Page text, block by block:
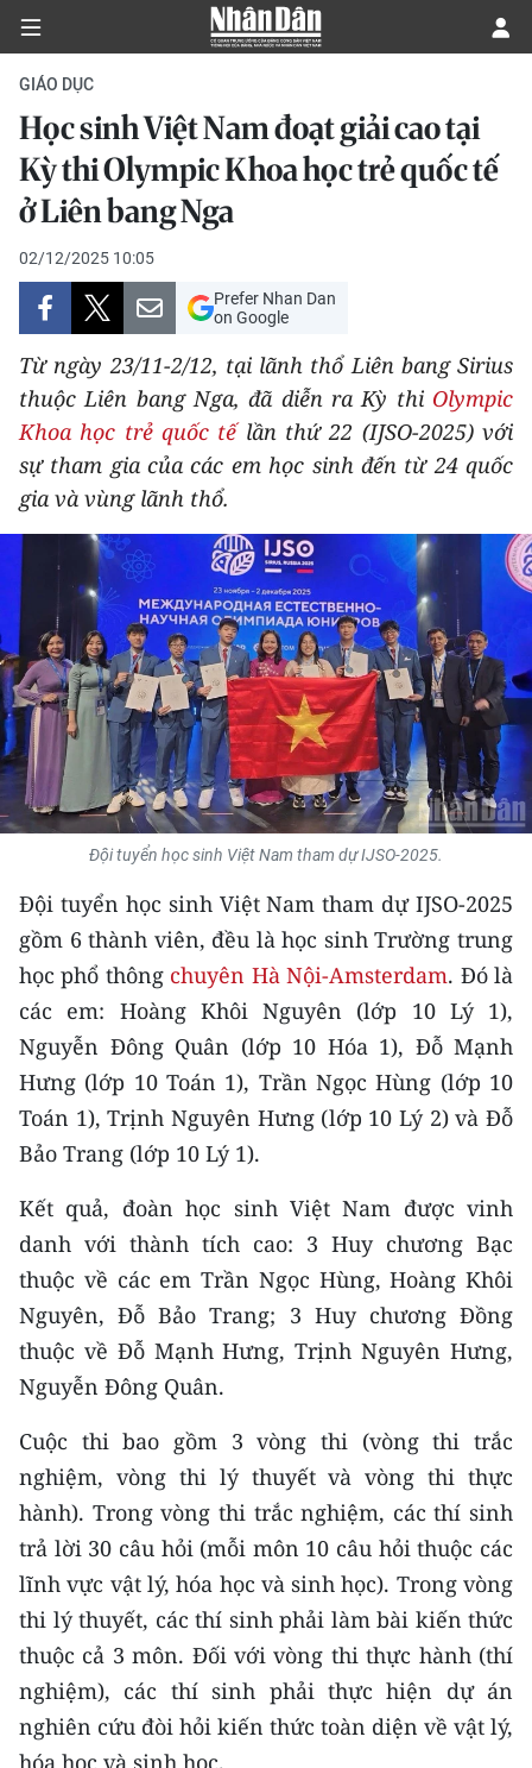
CHÍNH TRỊ
KINH TẾ
VĂN HÓA
XÃ HỘI
PHÁP LUẬT
DU LỊCH
THẾ GIỚI
THỂ THAO
GIÁO DỤC
Y TẾ
KHOA HỌC - CÔNG NGHỆ
MÔI TRƯỜNG
BẠN ĐỌC
KIỂM CHỨNG THÔNG TIN
TRI THỨC CHUYÊN SÂU
54 DÂN TỘC VIỆT NAM
CHƯƠNG TRÌNH OCOP - MỖI XÃ
MỘT SẢN PHẨM
MEDIA CENTER
E-Magazine
Video
Media Chính trị
Media Kinh tế
Media Văn hóa
Media Xã hội
Media Pháp luật
Media Du lịch
Media Thế giới
GIÁO DỤC
Học sinh Việt Nam đoạt giải cao tại
Kỳ thi Olympic Khoa học trẻ quốc tế
ở Liên bang Nga
02/12/2025 10:05
Prefer Nhan Dan
on Google
Từ ngày 23/11-2/12, tại lãnh thổ Liên bang Sirius
thuộc Liên bang Nga, đã diễn ra Kỳ thi Olympic
Khoa học trẻ quốc tếlần thứ 22 (IJSO-2025) với
sự tham gia của các em học sinh đến từ 24 quốc
gia và vùng lãnh thổ.
Đội tuyển học sinh Việt Nam tham dự IJSO-2025.
Đội tuyển học sinh Việt Nam tham dự IJSO-2025
gồm 6 thành viên, đều là học sinh Trường trung
học phổ thông chuyên Hà Nội-Amsterdam. Đó là
các em: Hoàng Khôi Nguyên (lớp 10 Lý 1),
Nguyễn Đông Quân (lớp 10 Hóa 1), Đỗ Mạnh
Hưng (lớp 10 Toán 1), Trần Ngọc Hùng (lớp 10
Toán 1), Trịnh Nguyên Hưng (lớp 10 Lý 2) và Đỗ
Bảo Trang (lớp 10 Lý 1).
Kết quả, đoàn học sinh Việt Nam được vinh
danh với thành tích cao: 3 Huy chương Bạc
thuộc về các em Trần Ngọc Hùng, Hoàng Khôi
Nguyên, Đỗ Bảo Trang; 3 Huy chương Đồng
thuộc về Đỗ Mạnh Hưng, Trịnh Nguyên Hưng,
Nguyễn Đông Quân.
Cuộc thi bao gồm 3 vòng thi (vòng thi trắc
nghiệm, vòng thi lý thuyết và vòng thi thực
hành). Trong vòng thi trắc nghiệm, các thí sinh
trả lời 30 câu hỏi (mỗi môn 10 câu hỏi thuộc các
lĩnh vực vật lý, hóa học và sinh học). Trong vòng
thi lý thuyết, các thí sinh phải làm bài kiến thức
thuộc cả 3 môn. Đối với vòng thi thực hành (thí
nghiệm), các thí sinh phải thực hiện dự án
nghiên cứu đòi hỏi kiến ​​thức toàn diện về vật lý,
hóa học và sinh học.